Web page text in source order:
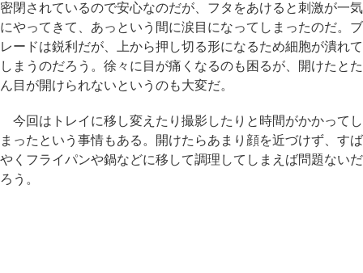
密閉されているので安心なのだが、フタをあけると刺激が一気
にやってきて、あっという間に涙目になってしまったのだ。ブ
レードは鋭利だが、上から押し切る形になるため細胞が潰れて
しまうのだろう。徐々に目が痛くなるのも困るが、開けたとた
ん目が開けられないというのも大変だ。
今回はトレイに移し変えたり撮影したりと時間がかかってし
まったという事情もある。開けたらあまり顔を近づけず、すば
やくフライパンや鍋などに移して調理してしまえば問題ないだ
ろう。